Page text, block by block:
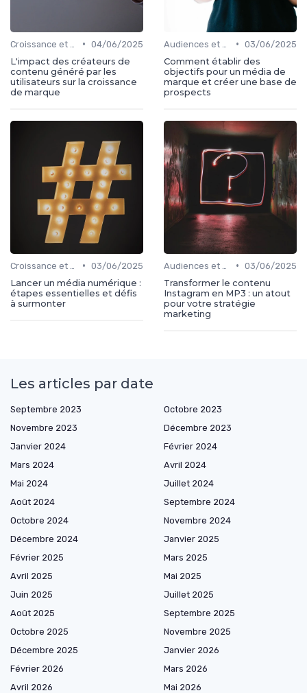
• 04/06/2025
L'impact des créateurs de
contenu généré par les
utilisateurs sur la croissance
de marque
• 03/06/2025
Comment établir des
objectifs pour un média de
marque et créer une base de
prospects
• 03/06/2025
Lancer un média numérique :
étapes essentielles et défis
à surmonter
• 03/06/2025
Transformer le contenu
Instagram en MP3 : un atout
pour votre stratégie
marketing
Les articles par date
Septembre 2023
Octobre 2023
Novembre 2023
Décembre 2023
Janvier 2024
Février 2024
Mars 2024
Avril 2024
Mai 2024
Juillet 2024
Août 2024
Septembre 2024
Octobre 2024
Novembre 2024
Décembre 2024
Janvier 2025
Février 2025
Mars 2025
Avril 2025
Mai 2025
Juin 2025
Juillet 2025
Août 2025
Septembre 2025
Octobre 2025
Novembre 2025
Décembre 2025
Janvier 2026
Février 2026
Mars 2026
Avril 2026
Mai 2026